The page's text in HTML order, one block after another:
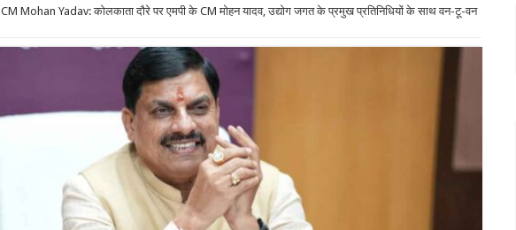
CM Mohan Yadav: कोलकाता दौरे पर एमपी के CM मोहन यादव, उद्योग जगत के प्रमुख प्रतिनिधियों के साथ वन-टू-वन